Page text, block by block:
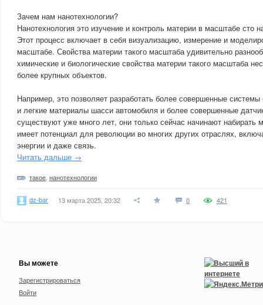
Зачем нам нанотехнологии?
Нанотехнология это изучение и контроль материи в масштабе сто
Этот процесс включает в себя визуализацию, измерение и
масштабе. Свойства материи такого масштаба удивительно
химические и биологические свойства материи такого масштаба
более крупных объектов.
Например, это позволяет разработать более совершенные
и легкие материалы шасси автомобиля и более совершенные
существуют уже много лет, они только сейчас начинают набирать
имеет потенциал для революции во многих других отраслях,
энергии и даже связь.
Читать дальше →
такое нанотехнологии
dz-bar 13 марта 2025, 20:32 0 421
Вы можете
Зарегистрироваться
Войти